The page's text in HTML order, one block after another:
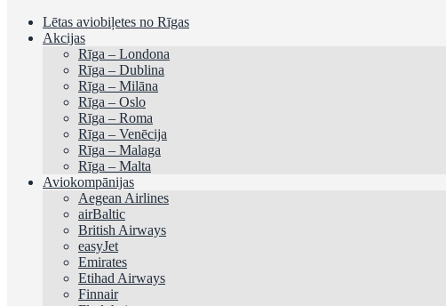
Lētas aviobiļetes no Rīgas
Akcijas
Rīga – Londona
Rīga – Dublina
Rīga – Milāna
Rīga – Oslo
Rīga – Roma
Rīga – Venēcija
Rīga – Malaga
Rīga – Malta
Aviokompānijas
Aegean Airlines
airBaltic
British Airways
easyJet
Emirates
Etihad Airways
Finnair